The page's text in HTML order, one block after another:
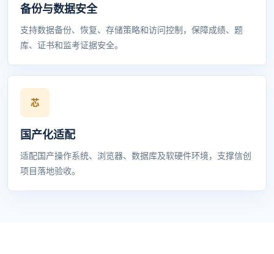
备份与数据安全
支持数据备份、恢复、存储策略和访问控制，保障成绩、题
库、证书和监考证据安全。
国产化适配
适配国产操作系统、浏览器、数据库及软硬件环境，支撑信创
项目落地验收。